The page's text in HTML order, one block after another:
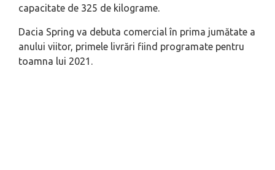
capacitate de 325 de kilograme.
Dacia Spring va debuta comercial în prima jumătate a
anului viitor, primele livrări fiind programate pentru
toamna lui 2021.